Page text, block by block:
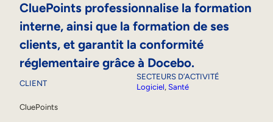
CluePoints professionnalise la formation
interne, ainsi que la formation de ses
clients, et garantit la conformité
réglementaire grâce à Docebo.
CLIENT
CluePoints
SECTEURS D’ACTIVITÉ
Logiciel, Santé